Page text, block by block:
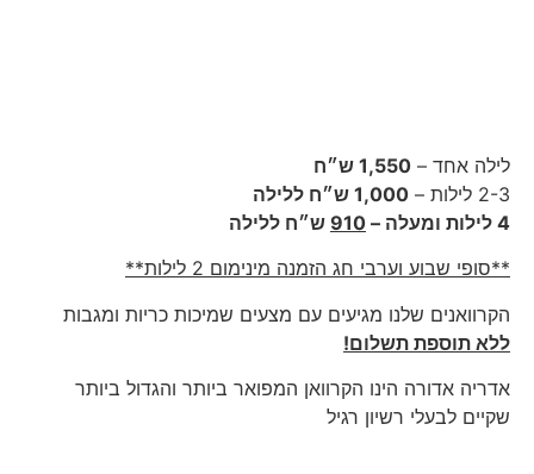
לילה אחד – 1,550 ש״ח
2-3 לילות –
1,000 ש״ח ללילה
4 לילות ומעלה –
910 ש״ח ללילה
**סופי שבוע וערבי חג הזמנה מינימום 2 לילות**
הקרוואנים שלנו מגיעים עם מצעים שמיכות כריות ומגבות
ללא תוספת תשלום!
אדריה אדורה הינו הקרוואן המפואר ביותר והגדול ביותר
שקיים לבעלי רשיון רגיל